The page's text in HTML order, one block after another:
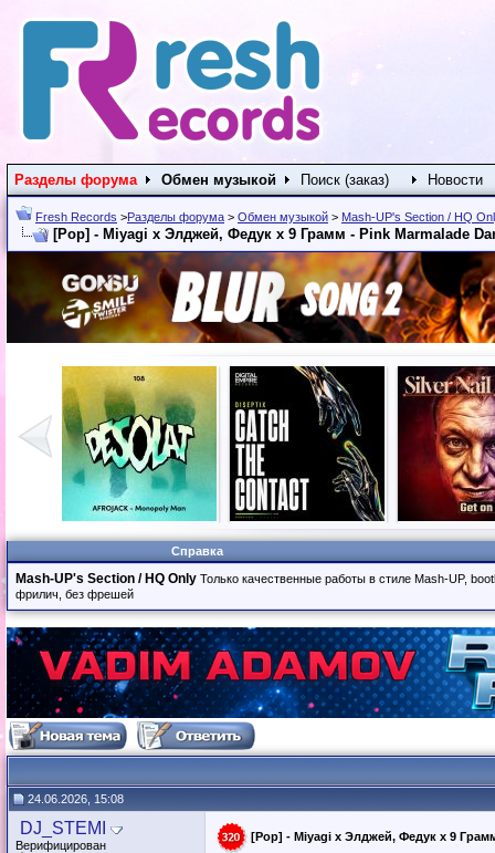
Разделы форума Обмен музыкой Поиск (заказ) Новости
Fresh Records >Разделы форума > Обмен музыкой > Mash-UP's Section / HQ
[Pop] - Miyagi x Элджей, Федук х 9 Грамм - Pink Marmalade
Справка
Mash-UP's Section / HQ Only Только качественные работы в стиле Mash-UP,
фрилич, без фрешей
24.06.2026, 15:08
DJ_STEMI
Верифицирован
[Pop] - Miyagi x Элджей, Федук х 9